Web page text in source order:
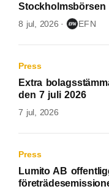
Stockholmsbörsen
8 jul, 2026 EFN
Press
Extra
den 7 juli 2026
7 jul, 2026
Press
Lumito AB